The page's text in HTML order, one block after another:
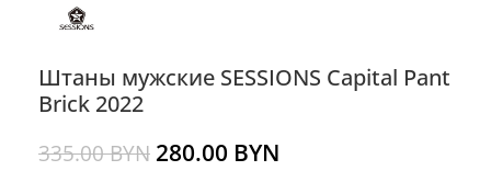
Штаны мужские SESSIONS Capital Pant
Brick 2022
335.00BYN 280.00 BYN